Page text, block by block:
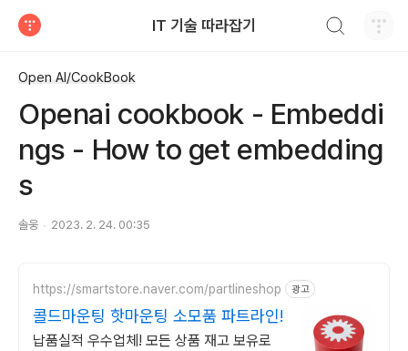
IT 기술 따라잡기
Open AI/CookBook
Openai cookbook - Embeddi
ngs - How to get embedding
s
솔웅 2023. 2. 24. 00:35
https://smartstore.naver.com/partlineshop 광고
콜드마운팅 핫마운팅 소모품 파트라인!
납품실적 우수업체! 모든 상품 재고 보유로